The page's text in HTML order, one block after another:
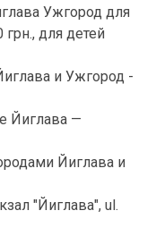
Ужгород для
для детей
и Ужгород -
Йиглава —
Йиглава и
"Йиглава", ul.